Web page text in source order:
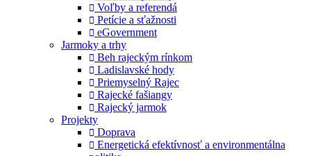
Voľby a referendá
Petície a sťažnosti
eGovernment
Jarmoky a trhy
Beh rajeckým rínkom
Ladislavské hody
Priemyselný Rajec
Rajecké fašiangy
Rajecký jarmok
Projekty
Doprava
Energetická efektívnosť a environmentálna